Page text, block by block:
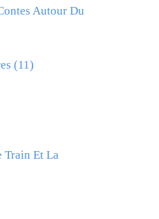
Autour Du
(11)
Train Et La